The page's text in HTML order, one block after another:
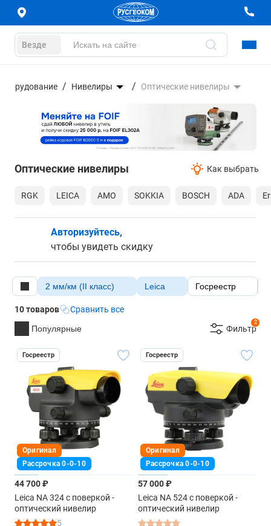
Везде
Нивелиры Оптические нивелиры
Оптические нивелиры Как выбрать
RGK LEICA AMO SOKKIA BOSCH ADA
Авторизуйтесь,
чтобы увидеть скидку
2 мм/км (II класс) Leica Госреестр
10 товаров
Сравнить все
Популярные
2
Фильтр
Госреестр
Оригинал
Рассрочка 0-0-10
44 700 ₽
Leica NA 324 с поверкой -
оптический нивелир
5
Госреестр
Оригинал
Рассрочка 0-0-10
57 000 ₽
Leica NA 524 с поверкой -
оптический нивелир